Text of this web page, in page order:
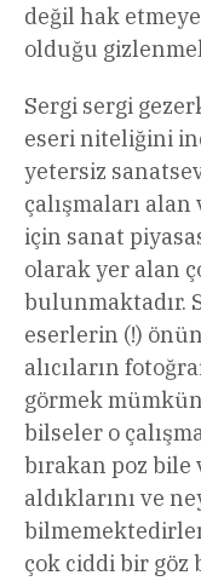
değil hak
olduğu
Sergi sergi
eseri niteliğini
yetersiz
çalışmaları alan
için sanat
olarak yer alan
bulunmaktadır.
eserlerin (!)
alıcıların
görmek
bilseler o
bırakan poz
aldıklarını ve
çok ciddi bir göz